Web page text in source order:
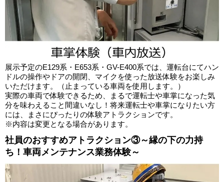
展示予定のE129系・E653系・GV-E400系では、運転台にてハン
ドルの操作やドアの開閉、マイクを使った放送体験をお楽しみ
いただけます。（止まっている車両を使用します。）
実際の車両で体験できるため、まるで運転士や車掌になった気
分を味わえること間違いなし！将来運転士や車掌になりたい方
には、まさにぴったりの体験アトラクションです。
※内容は変更となる場合があります。
社員のおすすめアトラクション③～縁の下の力持
ち！車両メンテナンス業務体験～